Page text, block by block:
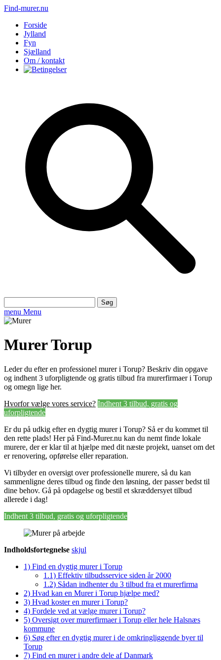
Find-murer.nu
Forside
Jylland
Fyn
Sjælland
Om / kontakt
efter:
menu Menu
Murer Torup
Leder du efter en professionel murer i Torup? Beskriv din opgave
og indhent 3 uforpligtende og gratis tilbud fra murerfirmaer i Torup
og omegn lige her.
Hvorfor vælge vores service? Indhent 3 tilbud, gratis og
uforpligtende
Er du på udkig efter en dygtig murer i Torup? Så er du kommet til
den rette plads! Her på Find-Murer.nu kan du nemt finde lokale
murere, der er klar til at hjælpe med dit næste projekt, uanset om det
er renovering, opførelse eller reparation.
Vi tilbyder en oversigt over professionelle murere, så du kan
sammenligne deres tilbud og finde den løsning, der passer bedst til
dine behov. Gå på opdagelse og bestil et skræddersyet tilbud
allerede i dag!
Indhent 3 tilbud, gratis og uforpligtende
Indholdsfortegnelse skjul
1) Find en dygtig murer i Torup
1.1) Effektiv tilbudsservice siden år 2000
1.2) Sådan indhenter du 3 tilbud fra et murerfirma
2) Hvad kan en Murer i Torup hjælpe med?
3) Hvad koster en murer i Torup?
4) Fordele ved at vælge murer i Torup?
5) Oversigt over murerfirmaer i Torup eller hele Halsnæs
kommune
6) Søg efter en dygtig murer i de omkringliggende byer til
Torup
7) Find en murer i andre dele af Danmark